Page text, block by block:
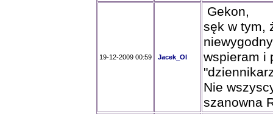
19-12-2009 00:59 Jacek_Ol
Gekon,
sęk w tym,
wspieram i
Nie
szanowna